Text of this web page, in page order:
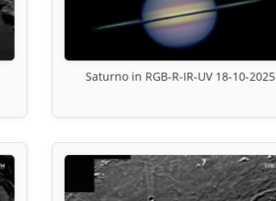
Saturno in RGB-R-IR-UV 18-10-2025